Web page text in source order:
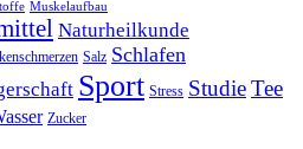
Muskelaufbau
Naturheilkunde
Salz Schlafen
Sport Stress StudieTee
Zucker